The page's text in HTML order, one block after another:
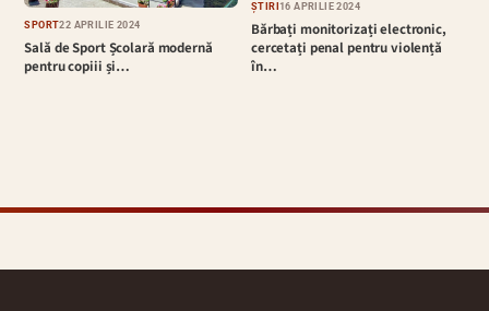
SPORT22 APRILIE 2024
Sală de Sport Școlară modernă
pentru copiii și…
ȘTIRI16 APRILIE 2024
Bărbați monitorizați electronic,
cercetați penal pentru violență
în…